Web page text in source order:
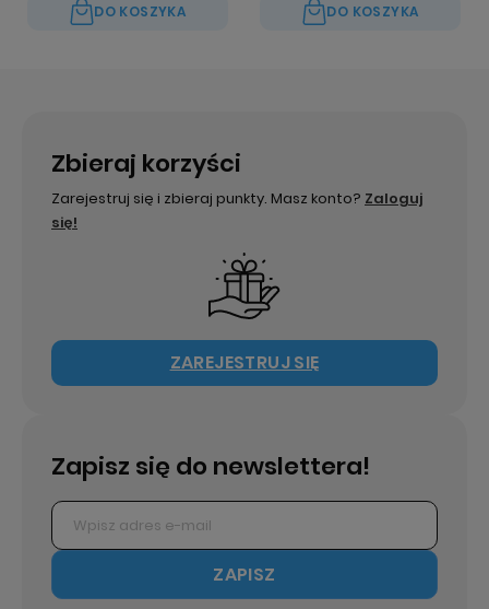
DO KOSZYKA DO KOSZYKA
Zbieraj korzyści
Zarejestruj się i zbieraj punkty. Masz konto? Zaloguj
się!
ZAREJESTRUJ SIĘ
Zapisz się do newslettera!
ZAPISZ